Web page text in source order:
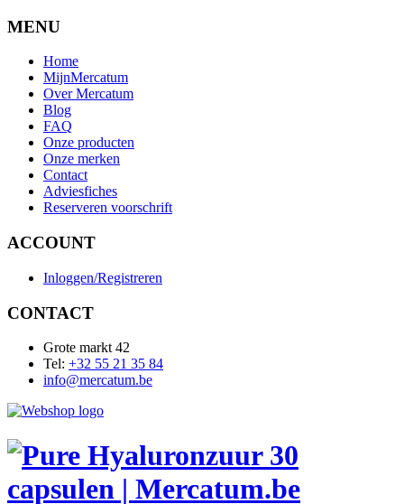
MENU
Home
MijnMercatum
Over Mercatum
Blog
FAQ
Onze producten
Onze merken
Contact
Adviesfiches
Reserveren voorschrift
ACCOUNT
Inloggen/Registreren
CONTACT
Grote markt 42
Tel: +32 55 21 35 84
info@mercatum.be